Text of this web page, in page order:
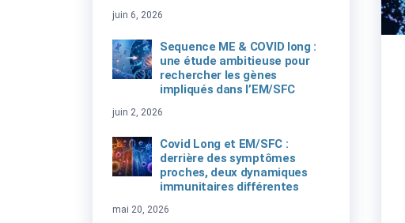
juin 6, 2026
Sequence ME & COVID long :
une étude ambitieuse pour
rechercher les gènes
impliqués dans l’EM/SFC
juin 2, 2026
Covid Long et EM/SFC :
derrière des symptômes
proches, deux dynamiques
immunitaires différentes
mai 20, 2026